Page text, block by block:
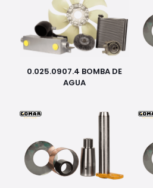
0.025.0907.4 BOMBA DE
AGUA